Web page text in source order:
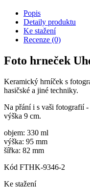
Popis
Detaily produktu
Ke stažení
Recenze (0)
Foto hrneček
Keramický hrníček s
hasičské a jiné techniky.
Na přání i s vaši fotografií
výška 9 cm.
objem: 330 ml
výška: 95 mm
šířka: 82 mm
Kód FTHK-9346-2
Ke stažení